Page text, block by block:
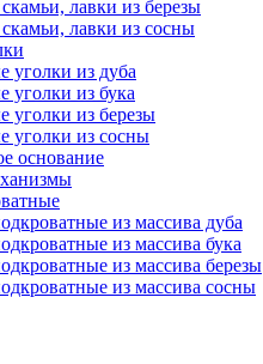
лавки из березы
лавки из сосны
уголки из дуба
уголки из бука
уголки из березы
уголки из сосны
основание
из массива дуба
из массива бука
из массива березы
из массива сосны